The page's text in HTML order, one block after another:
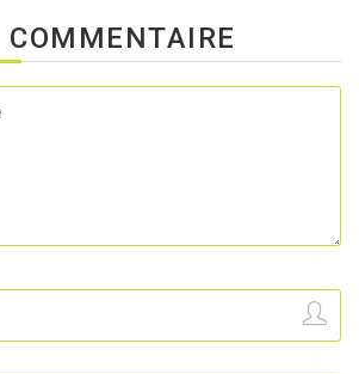
COMMENTAIRE